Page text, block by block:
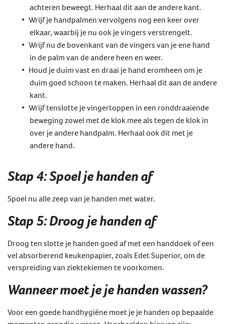
achteren beweegt. Herhaal dit aan de andere kant.
Wrijf je handpalmen vervolgens nog een keer over
elkaar, waarbij je nu ook je vingers verstrengelt.
Wrijf nu de bovenkant van de vingers van je ene hand
in de palm van de andere heen en weer.
Houd je duim vast en draai je hand eromheen om je
duim goed schoon te maken. Herhaal dit aan de andere
kant.
Wrijf tenslotte je vingertoppen in een ronddraaiende
beweging zowel met de klok mee als tegen de klok in
over je andere handpalm. Herhaal ook dit met je
andere hand.
Stap 4: Spoel je handen af
Spoel nu alle zeep van je handen met water.
Stap 5: Droog je handen af
Droog ten slotte je handen goed af met een handdoek of een
vel absorberend keukenpapier, zoals Edet Superior, om de
verspreiding van ziektekiemen te voorkomen.
Wanneer moet je je handen wassen?
Voor een goede handhygiëne moet je je handen op bepaalde